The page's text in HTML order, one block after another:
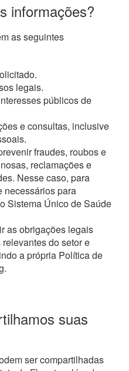
informações?
as seguintes
legais.
públicos de
e consultas, inclusive
fraudes, roubos e
reclamações e
Nesse caso, para
necessários para
Sistema Único de Saúde
as obrigações legais
do setor e
a própria Política de
suas
ser compartilhadas